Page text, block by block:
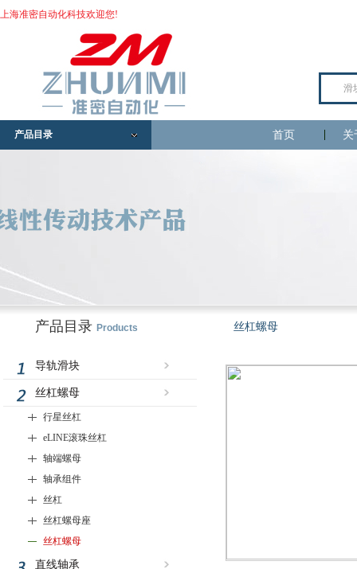
上海准密自动化科技欢迎您!
产品目录 首页 关
产品目录 Products
导轨滑块
丝杠螺母
行星丝杠
eLINE滚珠丝杠
轴端螺母
轴承组件
丝杠
丝杠螺母座
丝杠螺母
直线轴承
丝杠螺母